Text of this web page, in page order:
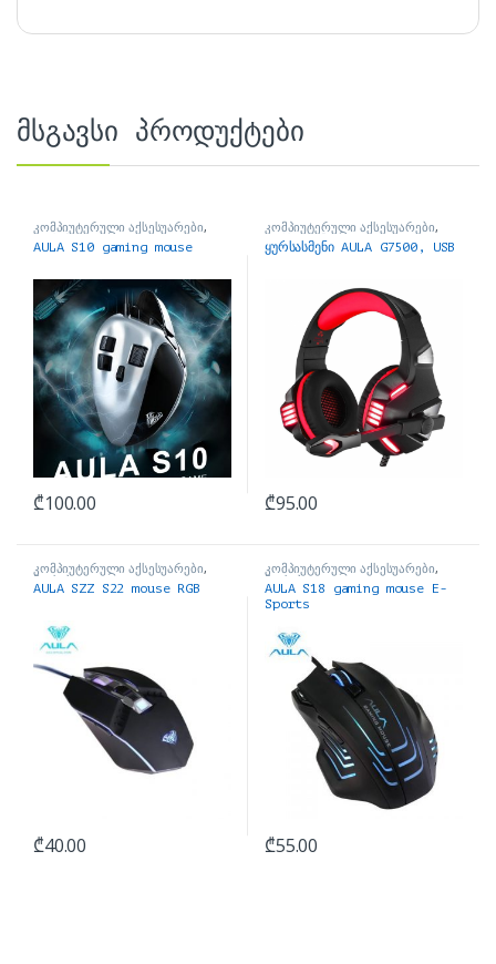
მსგავსი პროდუქტები
კომპიუტერული აქსესუარები,
მაუსები
AULA S10 gaming mouse
₾100.00
კომპიუტერული აქსესუარები,
ყურსასმენები
ყურსასმენი AULA G7500, USB
₾95.00
კომპიუტერული აქსესუარები,
მაუსები
AULA SZZ S22 mouse RGB
₾40.00
კომპიუტერული აქსესუარები,
მაუსები
AULA S18 gaming mouse E-
Sports
₾55.00